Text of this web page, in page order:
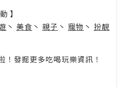
】
丶 美食 丶 親子 丶 寵物 丶 扮靚
發掘更多吃喝玩樂資訊！